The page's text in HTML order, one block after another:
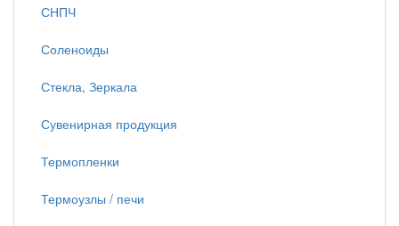
СНПЧ
Соленоиды
Стекла, Зеркала
Сувенирная продукция
Термопленки
Термоузлы / печи